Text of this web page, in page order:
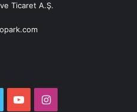
Ticaret A.Ş.
Twitter YouTubeInstagram